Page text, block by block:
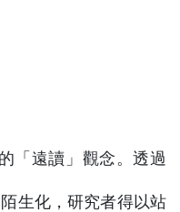
「遠讀」觀念。透過
生化，研究者得以站